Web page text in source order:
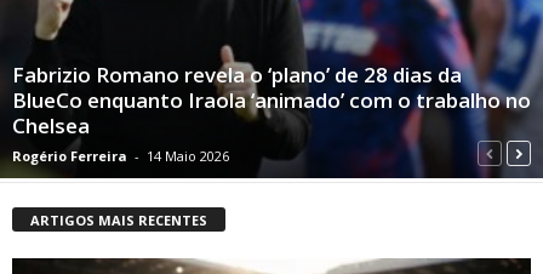
Fabrizio Romano revela o ‘plano’ de 28 dias da
BlueCo enquanto Iraola ‘animado’ com o trabalho no
Chelsea
Rogério Ferreira - 14 Maio 2026
ARTIGOS MAIS RECENTES